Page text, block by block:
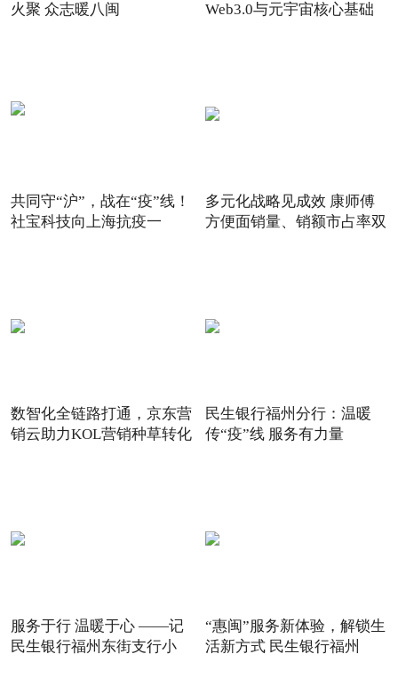
火聚 众志暖八闽
Web3.0与元宇宙核心基础
共同守“沪”，战在“疫”线！
社宝科技向上海抗疫一
多元化战略见成效 康师傅
方便面销量、销额市占率双
数智化全链路打通，京东营
销云助力KOL营销种草转化
民生银行福州分行：温暖
传“疫”线 服务有力量
服务于行 温暖于心 ——记
民生银行福州东街支行小
“惠闽”服务新体验，解锁生
活新方式 民生银行福州